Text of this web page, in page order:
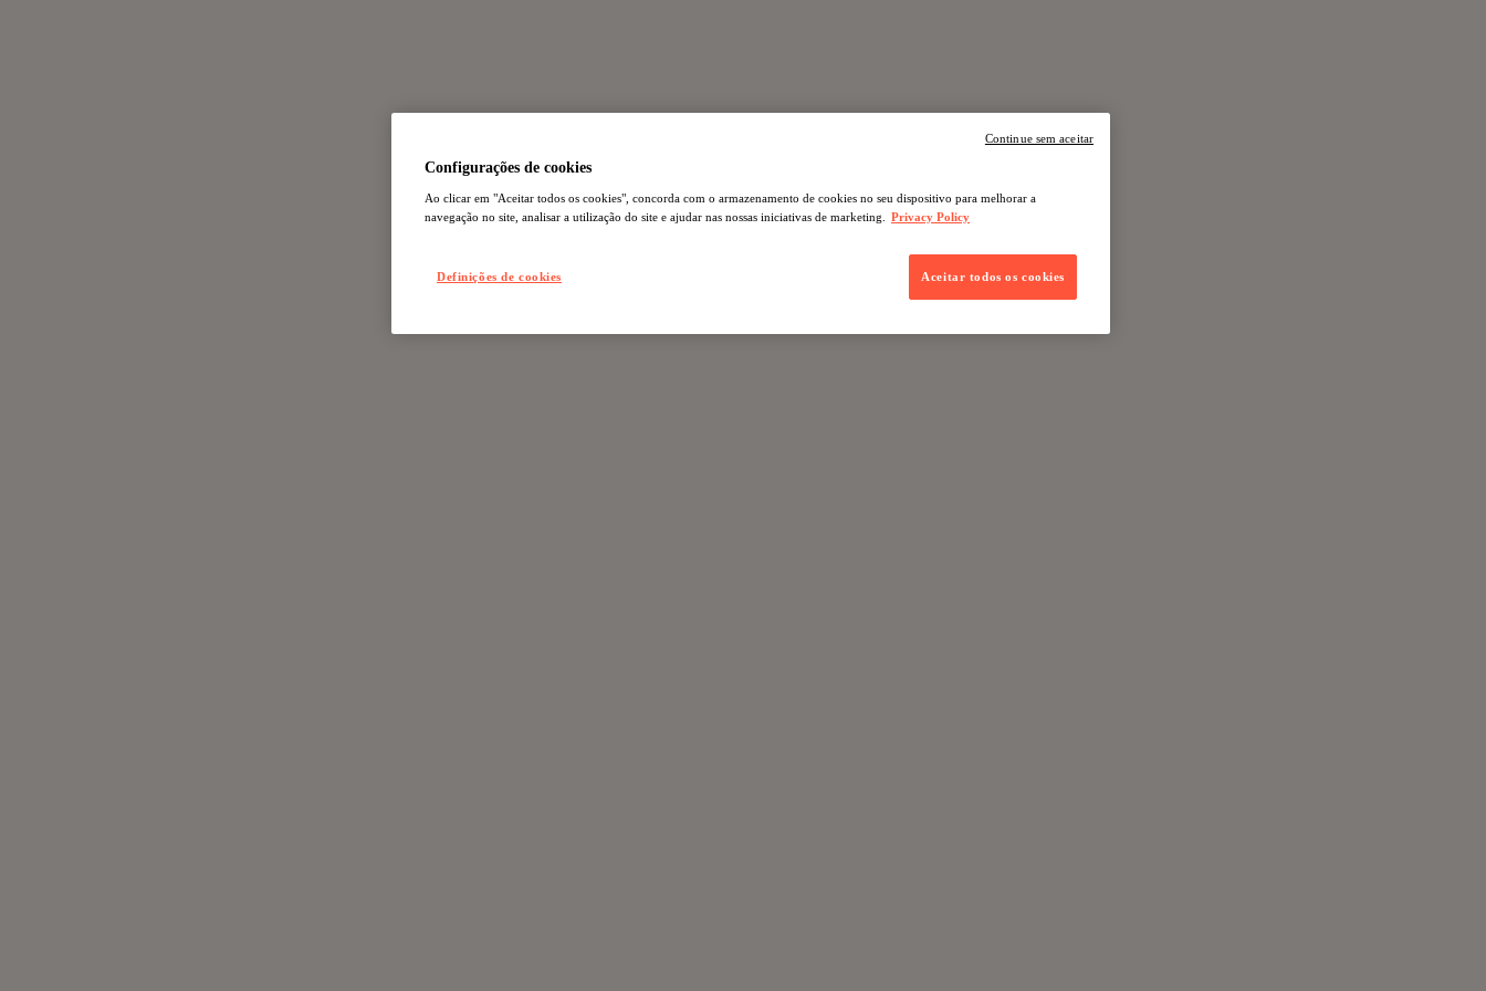
Configurações de cookies
Ao clicar em "Aceitar todos os cookies", concorda com o armazenamento de cookies no seu dispositivo para melhorar a
navegação no site, analisar a utilização do site e ajudar nas nossas iniciativas de marketing.
Privacy Policy
Definições de cookies Aceitar todos os cookies
Continue sem aceitar